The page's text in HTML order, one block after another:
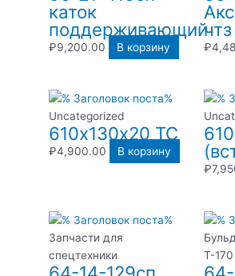
каток
поддерживающий
₽9,200.00 В корзину
чтз
₽
Uncategorized
610х130х20 ТС
₽4,900.00 В корзину
₽
Запчасти для
спецтехники
Т-170